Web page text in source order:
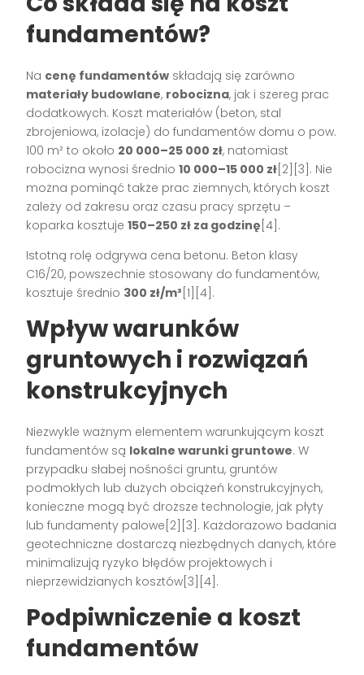
fundamentów?
Na cenę fundamentów składają się zarówno
materiały budowlane, robocizna, jak i szereg prac
dodatkowych. Koszt materiałów (beton, stal
zbrojeniowa, izolacje) do fundamentów domu o pow.
100 m² to około 20 000–25 000 zł, natomiast
robocizna wynosi średnio10 000–15 000 zł[2][3]. Nie
można pominąć także prac ziemnych, których koszt
zależy od zakresu oraz czasu pracy sprzętu –
koparka kosztuje150–250 zł za godzinę [4].
Istotną rolę odgrywa cena betonu. Beton klasy
C16/20, powszechnie stosowany do fundamentów,
kosztuje średnio 300 zł/m³ [1][4].
Wpływ warunków
gruntowych i rozwiązań
konstrukcyjnych
Niezwykle ważnym elementem warunkującym koszt
fundamentów są lokalne warunki gruntowe. W
przypadku słabej nośności gruntu, gruntów
podmokłych lub dużych obciążeń konstrukcyjnych,
konieczne mogą być droższe technologie, jak płyty
lub fundamenty palowe[2][3]. Każdorazowo badania
geotechniczne dostarczą niezbędnych danych, które
minimalizują ryzyko błędów projektowych i
nieprzewidzianych kosztów[3][4].
Podpiwniczenie a koszt
fundamentów